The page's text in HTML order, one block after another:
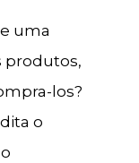
uma
produtos,
los?
o